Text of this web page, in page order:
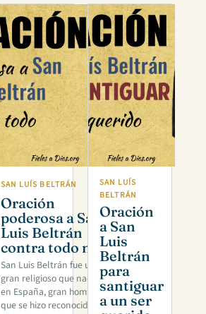
SAN LUÍS BELTRÁN
Oración
poderosa a San
Luis Beltrán
contra todo mal
San Luis Beltrán fue un
gran religioso que nació
en España, gran hombre
que se hizo reconocido por
SAN LUÍS
BELTRÁN
Oración
a San
Luis
Beltrán
para
santiguar
a un ser